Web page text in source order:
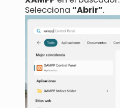
Selecciona“Abrir”.